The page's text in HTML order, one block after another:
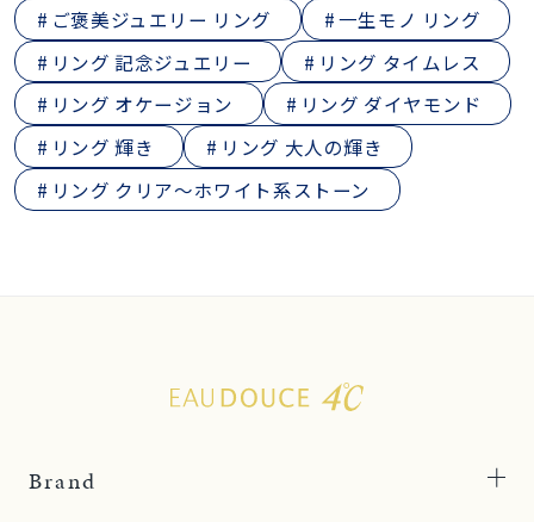
ご褒美ジュエリー リング
一生モノ リング
リング 記念ジュエリー
リング タイムレス
リング オケージョン
リング ダイヤモンド
リング 輝き
リング 大人の輝き
リング クリア～ホワイト系ストーン
Brand